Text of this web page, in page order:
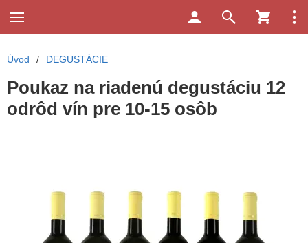
Úvod / DEGUSTÁCIE
Poukaz na riadenú degustáciu 12
odrôd vín pre 10-15 osôb